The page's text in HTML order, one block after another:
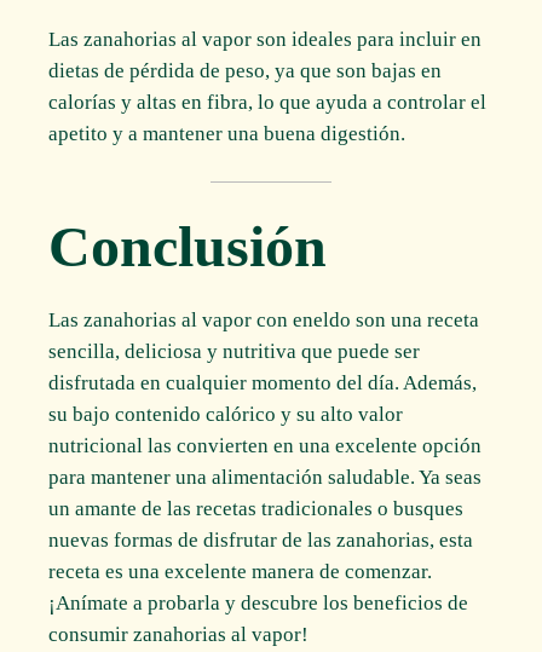
Las zanahorias al vapor son ideales para incluir en
dietas de pérdida de peso, ya que son bajas en
calorías y altas en fibra, lo que ayuda a controlar el
apetito y a mantener una buena digestión.
Conclusión
Las zanahorias al vapor con eneldo son una receta
sencilla, deliciosa y nutritiva que puede ser
disfrutada en cualquier momento del día. Además,
su bajo contenido calórico y su alto valor
nutricional las convierten en una excelente opción
para mantener una alimentación saludable. Ya seas
un amante de las recetas tradicionales o busques
nuevas formas de disfrutar de las zanahorias, esta
receta es una excelente manera de comenzar.
¡Anímate a probarla y descubre los beneficios de
consumir zanahorias al vapor!